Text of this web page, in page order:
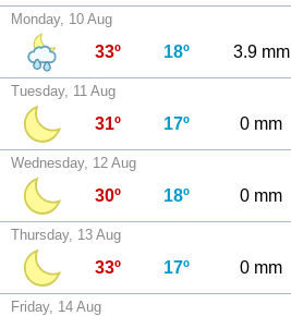
Monday, 10 Aug
33º 18º 3.9 mm
Tuesday, 11 Aug
31º 17º 0 mm
Wednesday, 12 Aug
30º 18º 0 mm
Thursday, 13 Aug
33º 17º 0 mm
Friday, 14 Aug